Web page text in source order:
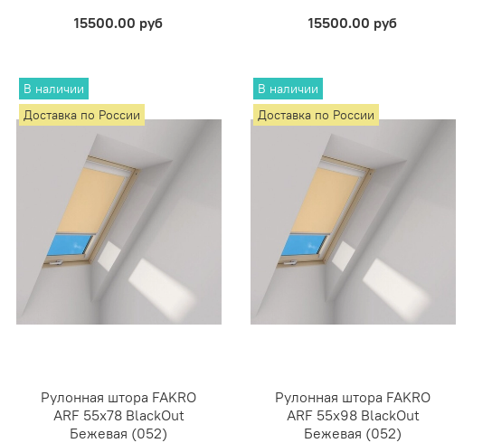
15500.00 руб 15500.00 руб
В наличии
Доставка по России
Рулонная штора FAKRO
ARF 55х78 BlackOut
Бежевая (052)
В наличии
Доставка по России
Рулонная штора FAKRO
ARF 55х98 BlackOut
Бежевая (052)